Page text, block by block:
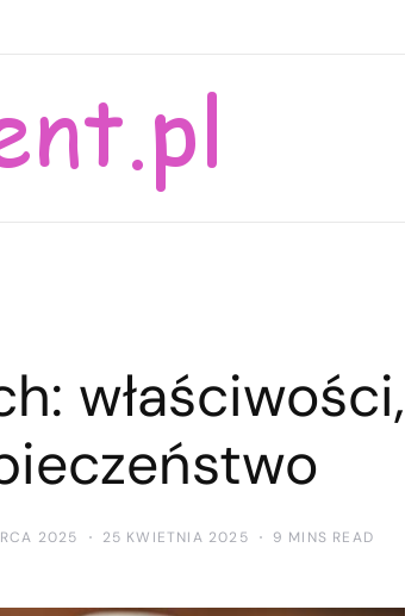
właściwości,
2025 25 KWIETNIA 2025 9 MINS READ